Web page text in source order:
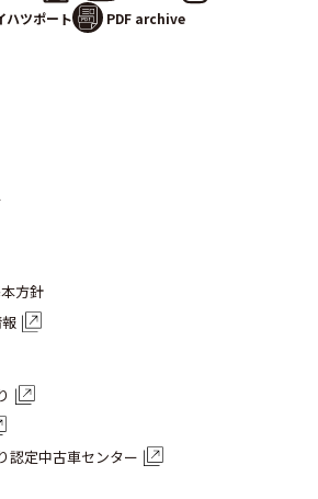
ハツポート
PDF archive
方針
認定中古車センター